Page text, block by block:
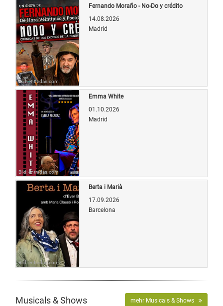
Bild: entradas.com
Fernando Moraño - No-Do y crédito
14.08.2026
Madrid
Bild: entradas.com
Emma White
01.10.2026
Madrid
Bild: entradas.com
Berta i Marià
17.09.2026
Barcelona
Musicals & Shows mehr Musicals & Shows